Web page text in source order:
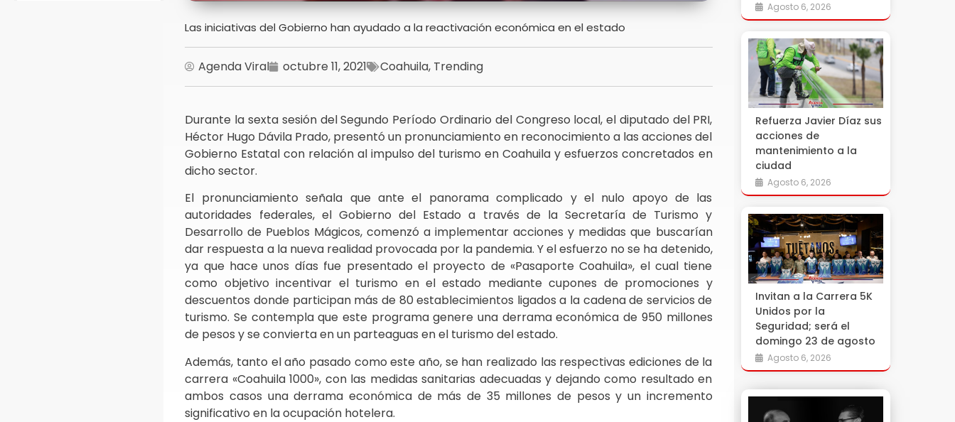
Las iniciativas del Gobierno han ayudado a la reactivación económica en el estado
Agenda Viral octubre 11, 2021 Coahuila, Trending
Durante la sexta sesión del Segundo Período Ordinario del Congreso local, el diputado del PRI,
Héctor Hugo Dávila Prado, presentó un pronunciamiento en reconocimiento a las acciones del
Gobierno Estatal con relación al impulso del turismo en Coahuila y esfuerzos concretados en
dicho sector.
El pronunciamiento señala que ante el panorama complicado y el nulo apoyo de las
autoridades federales, el Gobierno del Estado a través de la Secretaría de Turismo y
Desarrollo de Pueblos Mágicos, comenzó a implementar acciones y medidas que buscarían
dar respuesta a la nueva realidad provocada por la pandemia. Y el esfuerzo no se ha detenido,
ya que hace unos días fue presentado el proyecto de «Pasaporte Coahuila», el cual tiene
como objetivo incentivar el turismo en el estado mediante cupones de promociones y
descuentos donde participan más de 80 establecimientos ligados a la cadena de servicios de
turismo. Se contempla que este programa genere una derrama económica de 950 millones
de pesos y se convierta en un parteaguas en el turismo del estado.
Además, tanto el año pasado como este año, se han realizado las respectivas ediciones de la
carrera «Coahuila 1000», con las medidas sanitarias adecuadas y dejando como resultado en
ambos casos una derrama económica de más de 35 millones de pesos y un incremento
significativo en la ocupación hotelera.
Agosto 6, 2026
Refuerza Javier Díaz sus
acciones de
mantenimiento a la
ciudad
Agosto 6, 2026
Invitan a la Carrera 5K
Unidos por la
Seguridad; será el
domingo 23 de agosto
Agosto 6, 2026